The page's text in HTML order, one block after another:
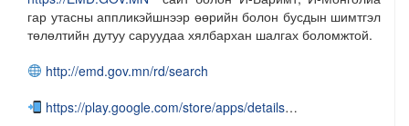
гар утасны аппликэйшнээр өөрийн болон бусдын шимтгэл
төлөлтийн дутуу саруудаа хялбархан шалгах боломжтой.
http://emd.gov.mn/rd/search
https://play.google.com/store/apps/details…